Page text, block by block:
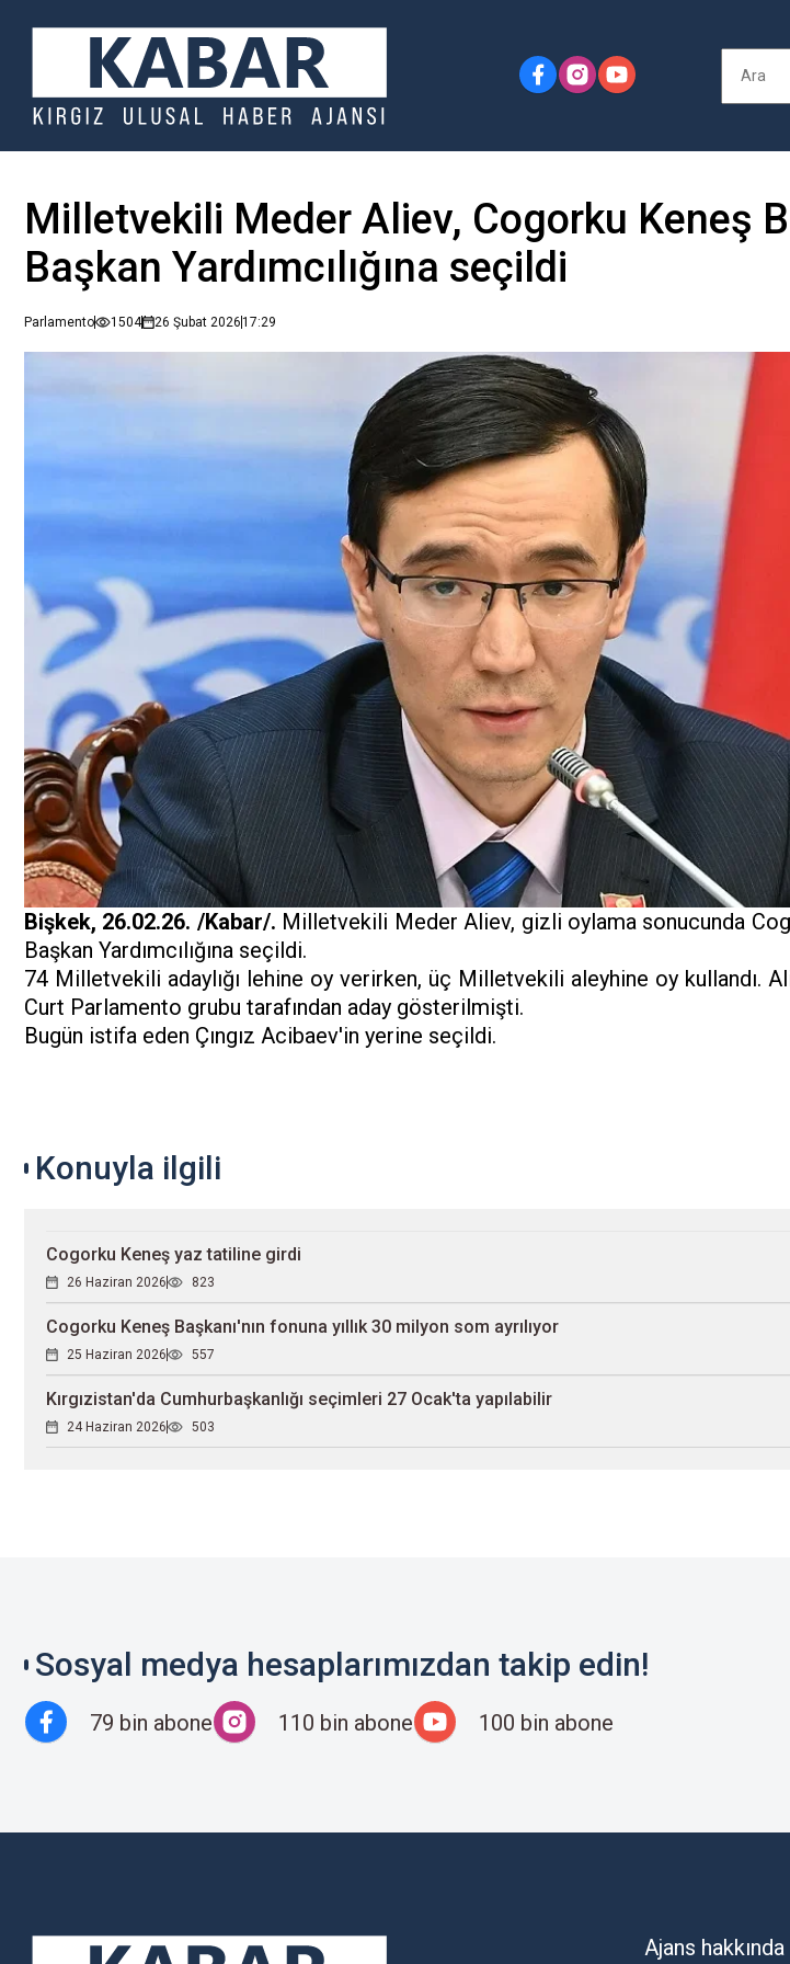
Milletvekili Meder Aliev, Cogorku Keneş
Başkan Yardımcılığına seçildi
Parlamento 1504 26 Şubat 202617:29
Bişkek, 26.02.26. /Kabar/. Milletvekili Meder Aliev, gizli oylama sonucunda
Başkan Yardımcılığına seçildi.
74 Milletvekili adaylığı lehine oy verirken, üç Milletvekili aleyhine oy kullandı.
Curt Parlamento grubu tarafından aday gösterilmişti.
Bugün istifa eden Çıngız Acibaev'in yerine seçildi.
Konuyla ilgili
Cogorku Keneş yaz tatiline girdi
26 Haziran 2026 823
Cogorku Keneş Başkanı'nın fonuna yıllık 30 milyon som ayrılıyor
25 Haziran 2026 557
Kırgızistan'da Cumhurbaşkanlığı seçimleri 27 Ocak'ta yapılabilir
24 Haziran 2026 503
Sosyal medya hesaplarımızdan takip edin!
79 bin abone 110 bin abone 100 bin abone
Ajans